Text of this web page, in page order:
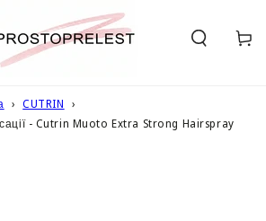
Кошик
CUTRIN
- Cutrin Muoto Extra Strong Hairspray